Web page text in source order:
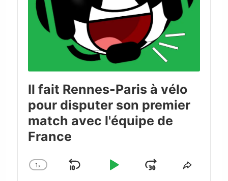
Il fait Rennes-Paris à vélo
pour disputer son premier
match avec l'équipe de
France
Change
1x
Skip
Play
JumpShare